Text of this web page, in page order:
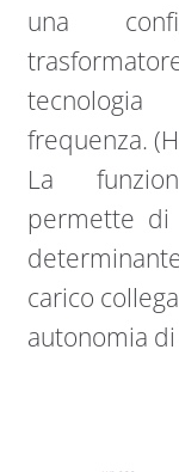
una
frequenza.
La
permette
carico
autonomia